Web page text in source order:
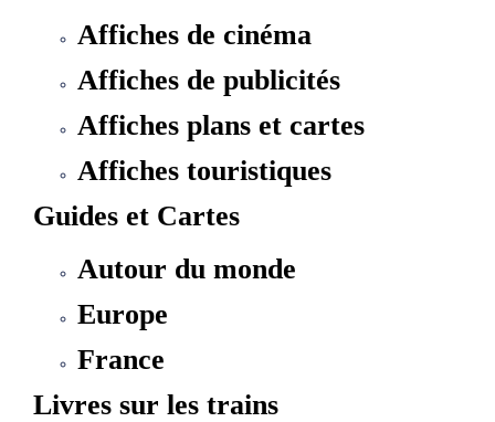
Affiches de cinéma
Affiches de publicités
Affiches plans et cartes
Affiches touristiques
Guides et Cartes
Autour du monde
Europe
France
Livres sur les trains